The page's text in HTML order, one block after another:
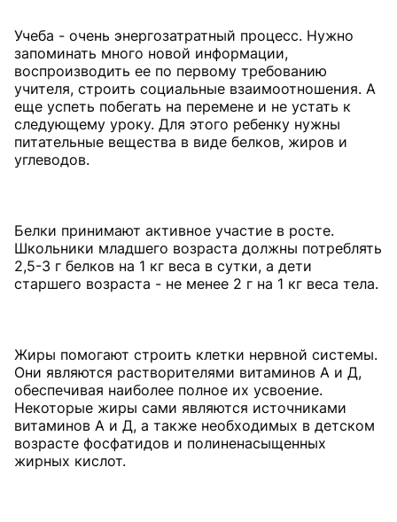
Учеба - очень энергозатратный процесс. Нужно
запоминать много новой информации,
воспроизводить ее по первому требованию
учителя, строить социальные взаимоотношения. А
еще успеть побегать на перемене и не устать к
следующему уроку. Для этого ребенку нужны
питательные вещества в виде белков, жиров и
углеводов.
Белки принимают активное участие в росте.
Школьники младшего возраста должны потреблять
2,5-3 г белков на 1 кг веса в сутки, а дети
старшего возраста - не менее 2 г на 1 кг веса тела.
Жиры помогают строить клетки нервной системы.
Они являются растворителями витаминов А и Д,
обеспечивая наиболее полное их усвоение.
Некоторые жиры сами являются источниками
витаминов А и Д, а также необходимых в детском
возрасте фосфатидов и полиненасыщенных
жирных кислот.